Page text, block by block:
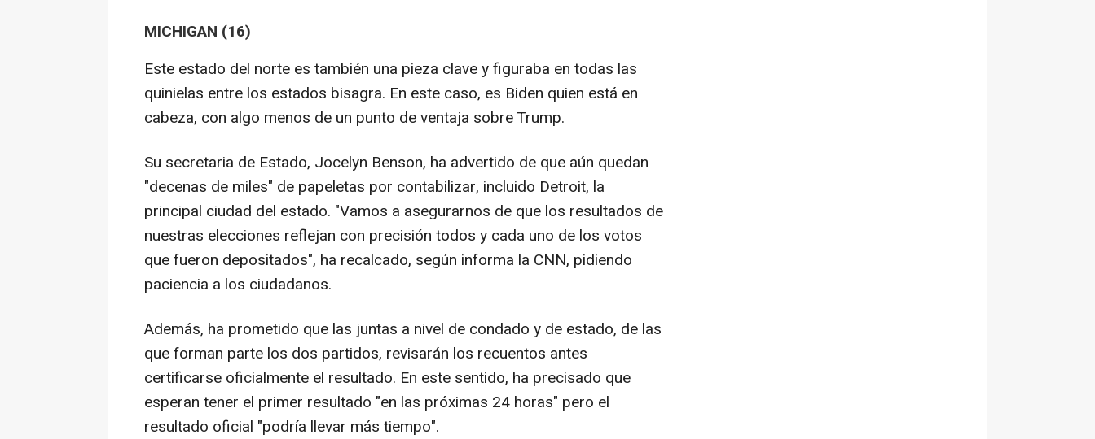
MICHIGAN (16)
Este estado del norte es también una pieza clave y figuraba en todas las
quinielas entre los estados bisagra. En este caso, es Biden quien está en
cabeza, con algo menos de un punto de ventaja sobre Trump.
Su secretaria de Estado, Jocelyn Benson, ha advertido de que aún quedan
"decenas de miles" de papeletas por contabilizar, incluido Detroit, la
principal ciudad del estado. "Vamos a asegurarnos de que los resultados de
nuestras elecciones reflejan con precisión todos y cada uno de los votos
que fueron depositados", ha recalcado, según informa la CNN, pidiendo
paciencia a los ciudadanos.
Además, ha prometido que las juntas a nivel de condado y de estado, de las
que forman parte los dos partidos, revisarán los recuentos antes
certificarse oficialmente el resultado. En este sentido, ha precisado que
esperan tener el primer resultado "en las próximas 24 horas" pero el
resultado oficial "podría llevar más tiempo".